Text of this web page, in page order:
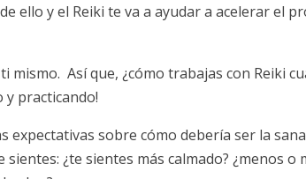
ello y el Reiki te va a ayudar a acelerar el
mismo. Así que, ¿cómo trabajas con Reiki
y practicando!
sobre cómo debería ser la
¿te sientes más calmado? ¿menos o